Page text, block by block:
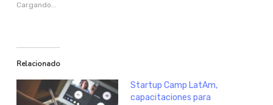
Cargando...
Relacionado
Startup Camp LatAm,
capacitaciones para